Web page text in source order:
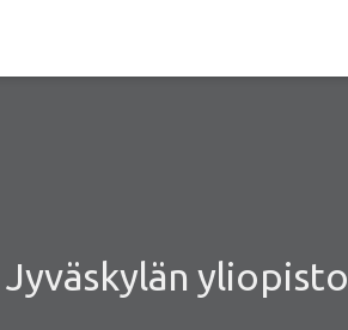
Jyväskylän yliopisto